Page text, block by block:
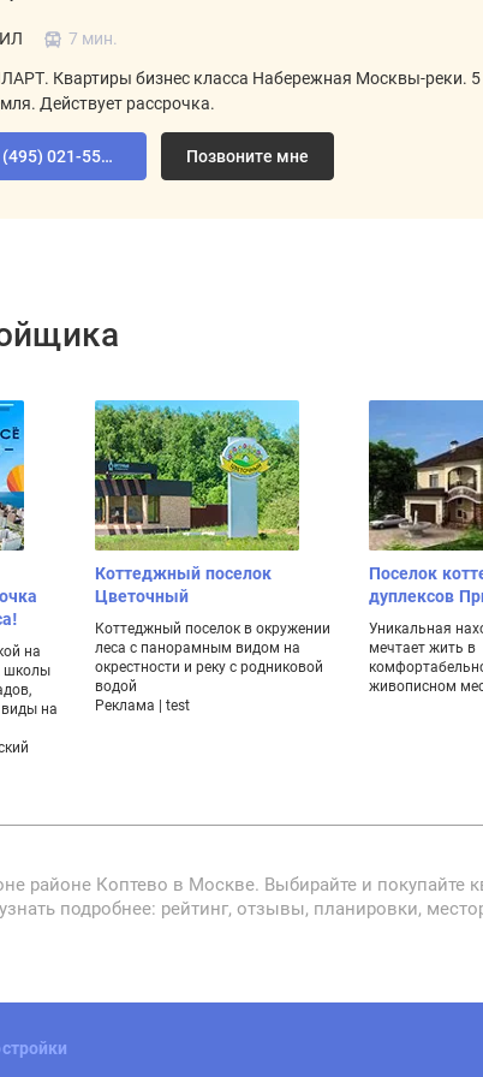
7 мин.
Квартиры бизнес класса Набережная Москвы-реки.
Действует рассрочка.
+7 (495) 021-55-92 Позвоните мне
на
школы
виды на
Коттеджный поселок
Цветочный
Коттеджный поселок в окружении
леса с панорамным видом на
окрестности и реку с родниковой
водой
Реклама | test
Поселок
дуплексов
Уникальная
мечтает жить в
живописном
районе Коптево в Москве. Выбирайте и покупайте
подробнее: рейтинг, отзывы, планировки,